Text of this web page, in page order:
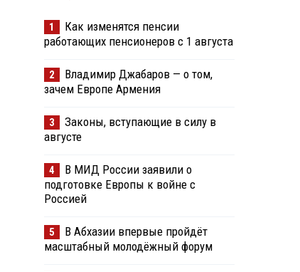
1
Как изменятся пенсии
работающих пенсионеров с 1 августа
2
Владимир Джабаров — о том,
зачем Европе Армения
3
Законы, вступающие в силу в
августе
4
В МИД России заявили о
подготовке Европы к войне с
Россией
5
В Абхазии впервые пройдёт
масштабный молодёжный форум